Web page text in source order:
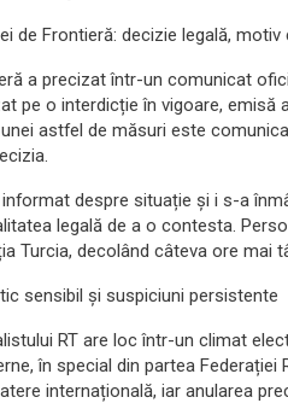
de Frontieră: decizie legală,
a precizat într-un comunicat
pe o interdicție în vigoare, emisă
astfel de măsuri este
despre situație și i s-a
legală de a o contesta.
Turcia, decolând câteva ore mai
sensibil și suspiciuni persistente
RT are loc într-un climat
în special din partea
internațională, iar anularea